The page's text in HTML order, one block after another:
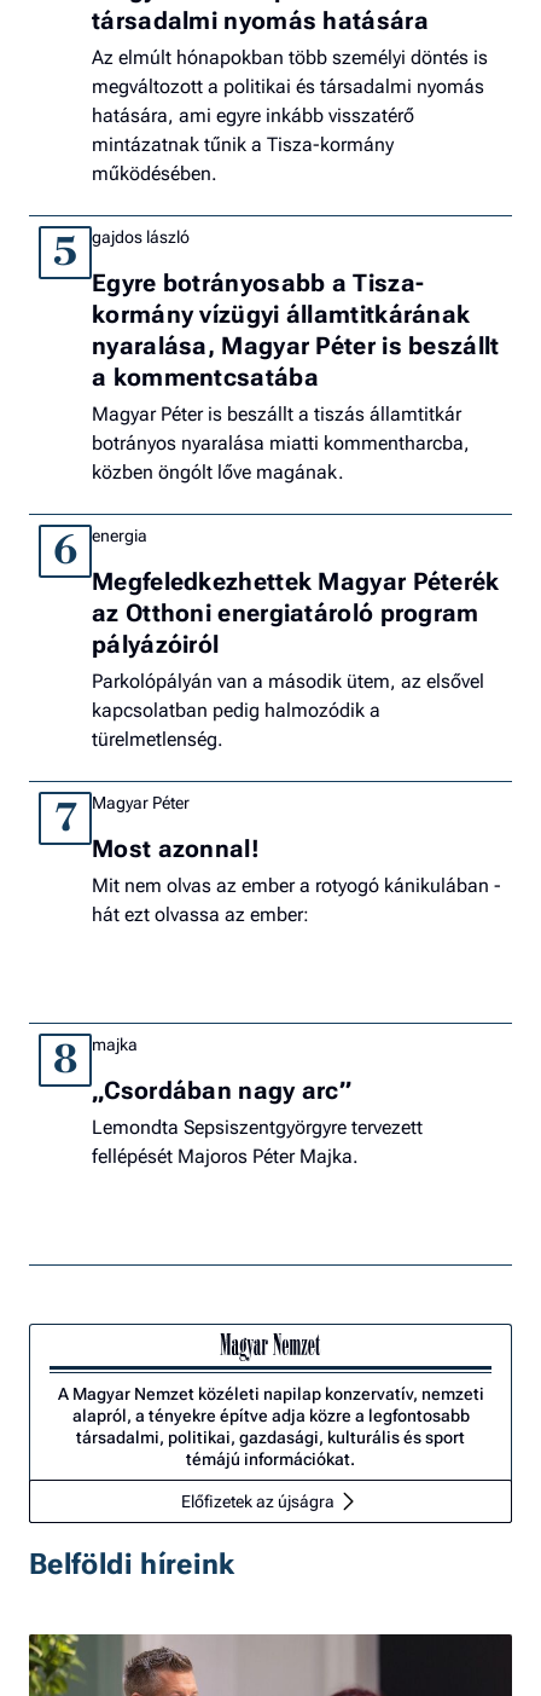
társadalmi nyomás hatására
Az elmúlt hónapokban több személyi döntés is
megváltozott a politikai és társadalmi nyomás
hatására, ami egyre inkább visszatérő
mintázatnak tűnik a Tisza-kormány
működésében.
5 gajdos lászló
Egyre botrányosabb a Tisza-
kormány vízügyi államtitkárának
nyaralása, Magyar Péter is beszállt
a kommentcsatába
Magyar Péter is beszállt a tiszás államtitkár
botrányos nyaralása miatti kommentharcba,
közben öngólt lőve magának.
6 energia
Megfeledkezhettek Magyar Péterék
az Otthoni energiatároló program
pályázóiról
Parkolópályán van a második ütem, az elsővel
kapcsolatban pedig halmozódik a
türelmetlenség.
7 Magyar Péter
Most azonnal!
Mit nem olvas az ember a rotyogó kánikulában -
hát ezt olvassa az ember:
8 majka
„Csordában nagy arc”
Lemondta Sepsiszentgyörgyre tervezett
fellépését Majoros Péter Majka.
A Magyar Nemzet közéleti napilap konzervatív, nemzeti
alapról, a tényekre építve adja közre a legfontosabb
társadalmi, politikai, gazdasági, kulturális és sport
témájú információkat.
Előfizetek az újságra
Belföldi híreink